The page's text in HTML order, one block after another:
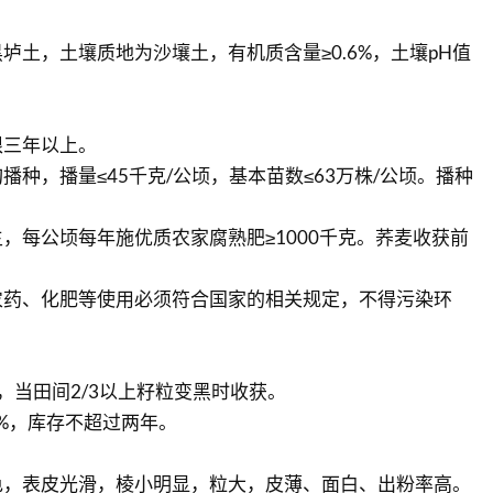
土，土壤质地为沙壤土，有机质含量≥0.6%，土壤pH值
年以上。
种，播量≤45千克/公顷，基本苗数≤63万株/公顷。播种
每公顷每年施优质农家腐熟肥≥1000千克。荞麦收获前
、化肥等使用必须符合国家的相关规定，不得污染环
田间2/3以上籽粒变黑时收获。
库存不超过两年。
表皮光滑，棱小明显，粒大，皮薄、面白、出粉率高。